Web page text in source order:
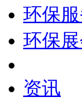
环保
环保
资讯